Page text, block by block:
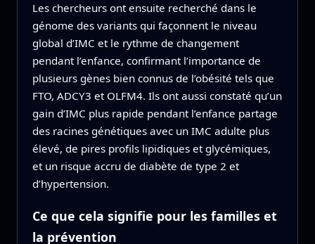
Les chercheurs ont ensuite recherché dans le
génome des variants qui façonnent le niveau
global d’IMC et le rythme de changement
pendant l’enfance, confirmant l’importance de
plusieurs gènes bien connus de l’obésité tels que
FTO, ADCY3 et OLFM4. Ils ont aussi constaté qu’un
gain d’IMC plus rapide pendant l’enfance partage
des racines génétiques avec un IMC adulte plus
élevé, de pires profils lipidiques et glycémiques,
et un risque accru de diabète de type 2 et
d’hypertension.
Ce que cela signifie pour les familles et
la prévention